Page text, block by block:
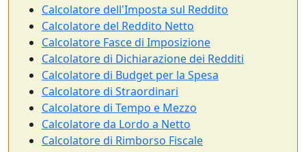
Calcolatore dell'Imposta sul Reddito
Calcolatore del Reddito Netto
Calcolatore Fasce di Imposizione
Calcolatore di Dichiarazione dei Redditi
Calcolatore di Budget per la Spesa
Calcolatore di Straordinari
Calcolatore di Tempo e Mezzo
Calcolatore da Lordo a Netto
Calcolatore di Rimborso Fiscale